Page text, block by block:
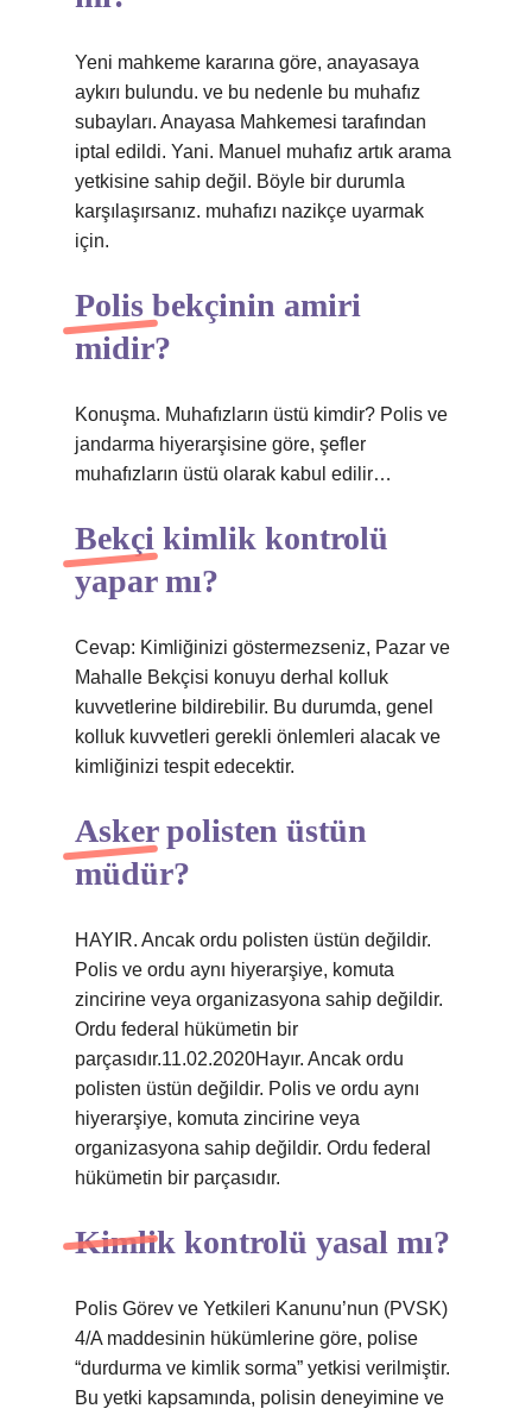
Yeni mahkeme kararına göre, anayasaya
aykırı bulundu. ve bu nedenle bu muhafız
subayları. Anayasa Mahkemesi tarafından
iptal edildi. Yani. Manuel muhafız artık arama
yetkisine sahip değil. Böyle bir durumla
karşılaşırsanız. muhafızı nazikçe uyarmak
için.
Polis bekçinin amiri
midir?
Konuşma. Muhafızların üstü kimdir? Polis ve
jandarma hiyerarşisine göre, şefler
muhafızların üstü olarak kabul edilir…
Bekçi kimlik kontrolü
yapar mı?
Cevap: Kimliğinizi göstermezseniz, Pazar ve
Mahalle Bekçisi konuyu derhal kolluk
kuvvetlerine bildirebilir. Bu durumda, genel
kolluk kuvvetleri gerekli önlemleri alacak ve
kimliğinizi tespit edecektir.
Asker polisten üstün
müdür?
HAYIR. Ancak ordu polisten üstün değildir.
Polis ve ordu aynı hiyerarşiye, komuta
zincirine veya organizasyona sahip değildir.
Ordu federal hükümetin bir
parçasıdır.11.02.2020Hayır. Ancak ordu
polisten üstün değildir. Polis ve ordu aynı
hiyerarşiye, komuta zincirine veya
organizasyona sahip değildir. Ordu federal
hükümetin bir parçasıdır.
Kimlik kontrolü yasal mı?
Polis Görev ve Yetkileri Kanunu’nun (PVSK)
4/A maddesinin hükümlerine göre, polise
“durdurma ve kimlik sorma” yetkisi verilmiştir.
Bu yetki kapsamında, polisin deneyimine ve